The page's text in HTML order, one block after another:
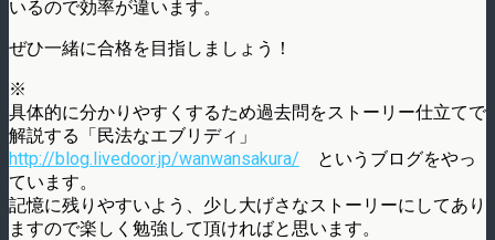
いるので効率が違います。
ぜひ一緒に合格を目指しましょう！
※
具体的に分かりやすくするため過去問をストーリー仕立てで
解説する「民法なエブリディ」
http://blog.livedoor.jp/wanwansakura/ というブログをやっ
ています。
記憶に残りやすいよう、少し大げさなストーリーにしてあり
ますので楽しく勉強して頂ければと思います。